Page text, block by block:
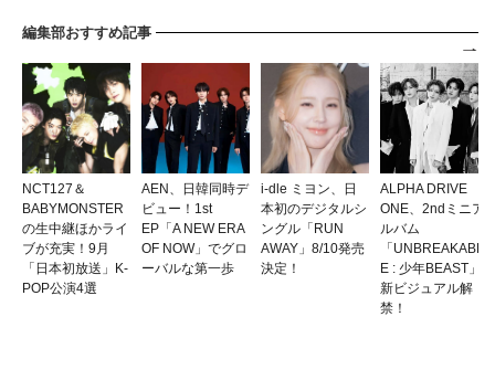
編集部おすすめ記事
NCT127＆
BABYMONSTER
の生中継ほかライ
ブが充実！9月
「日本初放送」K-
POP公演4選
AEN、日韓同時デ
ビュー！1st
EP「A NEW ERA
OF NOW」でグロ
ーバルな第一歩
i-dle ミヨン、日
本初のデジタルシ
ングル「RUN
AWAY」8/10発売
決定！
ALPHA DRIVE
ONE、2ndミニア
ルバム
「UNBREAKABL
E : 少年BEAST」
新ビジュアル解
禁！